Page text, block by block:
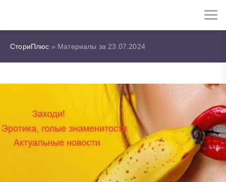
СториПлюс » Материалы за 23.07.2024